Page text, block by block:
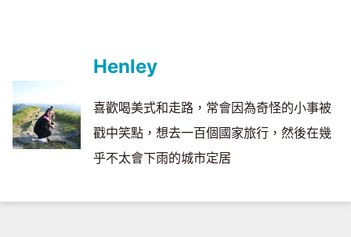
Henley
喜歡喝美式和走路，常會因為奇怪的小事被
戳中笑點，想去一百個國家旅行，然後在幾
乎不太會下雨的城市定居